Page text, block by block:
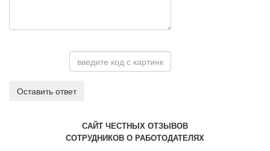
Оставить ответ
САЙТ ЧЕСТНЫХ ОТЗЫВОВ
СОТРУДНИКОВ О РАБОТОДАТЕЛЯХ